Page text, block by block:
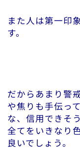
また人は第一印
す。
だからあまり警
や焦りも手伝っ
な、信用できそ
全てをいきなり
良いでしょう。